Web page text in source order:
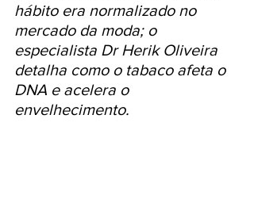
hábito era normalizado no
mercado da moda; o
especialista Dr Herik Oliveira
detalha como o tabaco afeta o
DNA e acelera o
envelhecimento.